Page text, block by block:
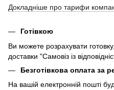
Докладніше про тарифи
Готівкою
Ви можете розрахувати
доставки "Самовіз із
Безготівкова оплата за
На вашій електронній пошті